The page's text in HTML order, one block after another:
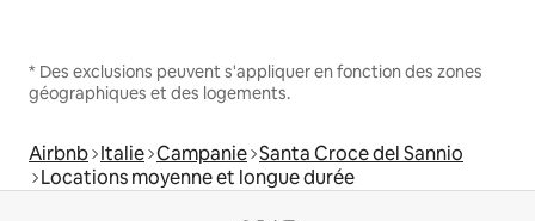
* Des exclusions peuvent s'appliquer en fonction des zones
géographiques et des logements.
Airbnb Italie Campanie Santa Croce del Sannio
Locations moyenne et longue durée